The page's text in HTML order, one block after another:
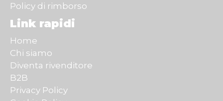
Policy di rimborso
Link rapidi
Home
Chi siamo
Diventa rivenditore
B2B
Privacy Policy